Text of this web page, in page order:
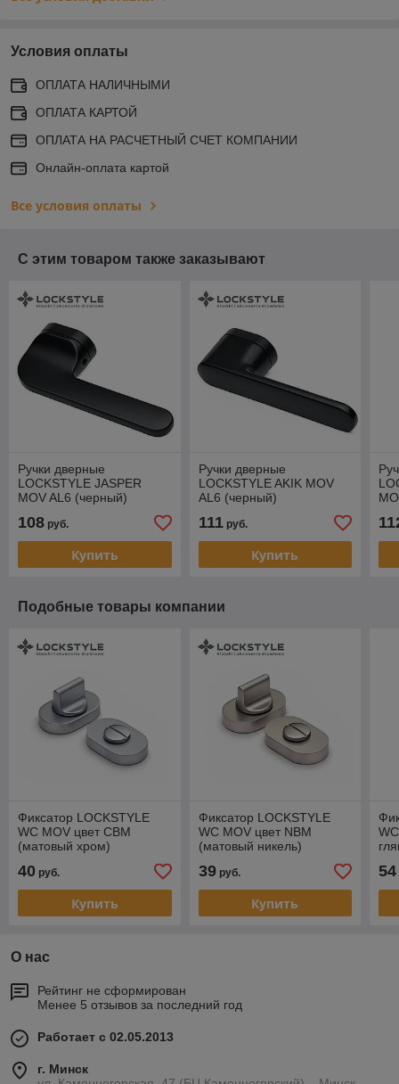
Условия оплаты
ОПЛАТА НАЛИЧНЫМИ
ОПЛАТА КАРТОЙ
ОПЛАТА НА РАСЧЕТНЫЙ СЧЕТ КОМПАНИИ
Онлайн-оплата картой
Все условия оплаты
С этим товаром также заказывают
Ручки дверные
LOCKSTYLE JASPER
MOV AL6 (черный)
108 руб.
Купить
Ручки дверные
LOCKSTYLE AKIK MOV
AL6 (черный)
111руб.
Купить
Подобные товары компании
Фиксатор LOCKSTYLE
WC MOV цвет CBM
(матовый хром)
40 руб.
Купить
Фиксатор LOCKSTYLE
WC MOV цвет NBM
(матовый никель)
39руб.
Купить
54
О нас
Рейтинг не сформирован
Менее 5 отзывов за последний год
Работает с 02.05.2013
г. Минск